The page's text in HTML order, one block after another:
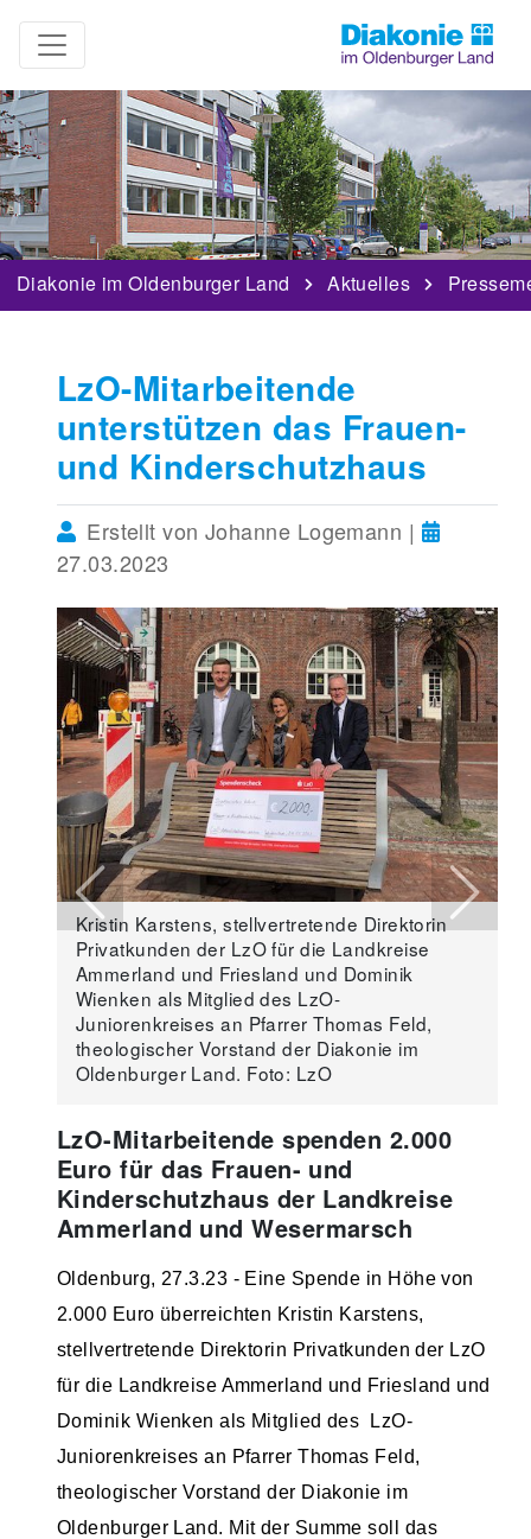
Diakonie im Oldenburger Land Aktuelles
LzO-Mitarbeitende
unterstützen das Frauen-
und Kinderschutzhaus
Erstellt von Johanne Logemann |
27.03.2023
Kristin Karstens, stellvertretende Direktorin
Privatkunden der LzO für die Landkreise
Ammerland und Friesland und Dominik
Wienken als Mitglied des LzO-
Juniorenkreises an Pfarrer Thomas Feld,
theologischer Vorstand der Diakonie im
Oldenburger Land. Foto: LzO
Previous Next
LzO-Mitarbeitende spenden 2.000
Euro für das Frauen- und
Kinderschutzhaus der Landkreise
Ammerland und Wesermarsch
Oldenburg, 27.3.23 - Eine Spende in Höhe von
2.000 Euro überreichten Kristin Karstens,
stellvertretende Direktorin Privatkunden der LzO
für die Landkreise Ammerland und Friesland und
Dominik Wienken als Mitglied des LzO-
Juniorenkreises an Pfarrer Thomas Feld,
theologischer Vorstand der Diakonie im
Oldenburger Land. Mit der Summe soll das